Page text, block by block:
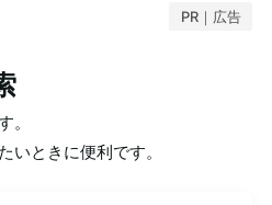
PR｜広告
。
いときに便利です。